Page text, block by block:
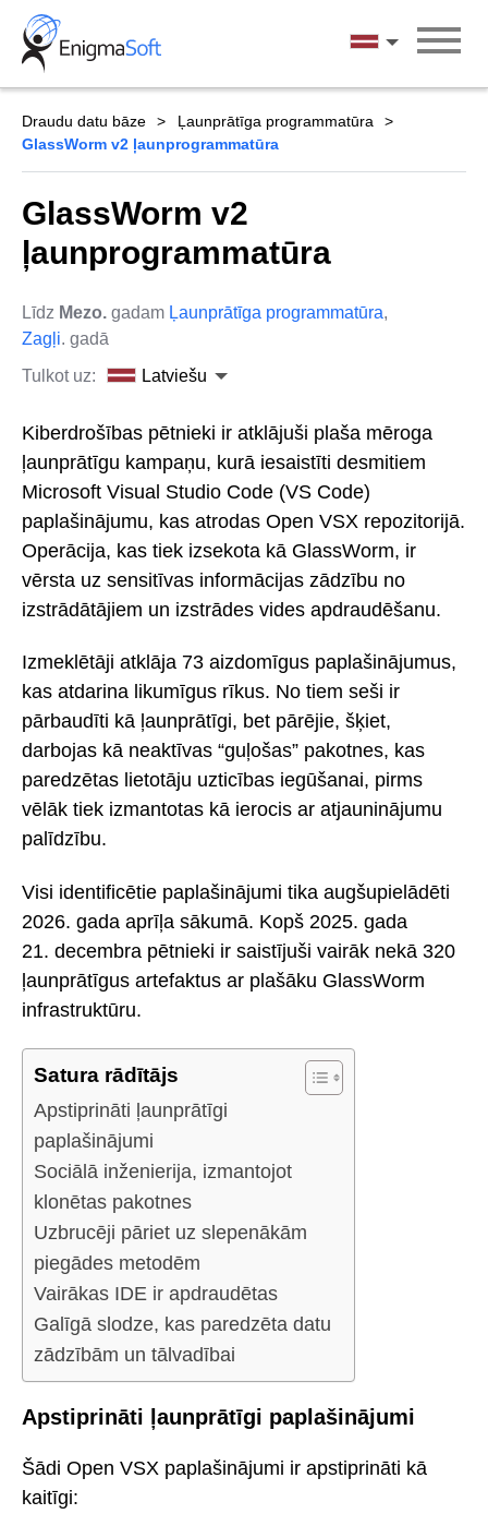
Skip
content
Latviešu
Draudu datu bāze
Ļaunprātīga programmatūra
GlassWorm v2 ļaunprogrammatūra
GlassWorm v2
ļaunprogrammatūra
Līdz Mezo. gadam Ļaunprātīga programmatūra,
Zagļi. gadā
Tulkot uz:
Latviešu
Kiberdrošības pētnieki ir atklājuši plaša mēroga
ļaunprātīgu kampaņu, kurā iesaistīti desmitiem
Microsoft Visual Studio Code (VS Code)
paplašinājumu, kas atrodas Open VSX repozitorijā.
Operācija, kas tiek izsekota kā GlassWorm, ir
vērsta uz sensitīvas informācijas zādzību no
izstrādātājiem un izstrādes vides apdraudēšanu.
Izmeklētāji atklāja 73 aizdomīgus paplašinājumus,
kas atdarina likumīgus rīkus. No tiem seši ir
pārbaudīti kā ļaunprātīgi, bet pārējie, šķiet,
darbojas kā neaktīvas “guļošas” pakotnes, kas
paredzētas lietotāju uzticības iegūšanai, pirms
vēlāk tiek izmantotas kā ierocis ar atjauninājumu
palīdzību.
Visi identificētie paplašinājumi tika augšupielādēti
2026. gada aprīļa sākumā. Kopš 2025. gada
21. decembra pētnieki ir saistījuši vairāk nekā 320
ļaunprātīgus artefaktus ar plašāku GlassWorm
infrastruktūru.
Satura rādītājs
Apstiprināti ļaunprātīgi
paplašinājumi
Sociālā inženierija, izmantojot
klonētas pakotnes
Uzbrucēji pāriet uz slepenākām
piegādes metodēm
Vairākas IDE ir apdraudētas
Galīgā slodze, kas paredzēta datu
zādzībām un tālvadībai
Apstiprināti ļaunprātīgi paplašinājumi
Šādi Open VSX paplašinājumi ir apstiprināti kā
kaitīgi: